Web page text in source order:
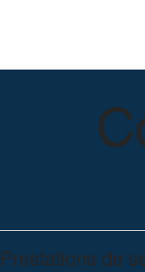
Prestations de